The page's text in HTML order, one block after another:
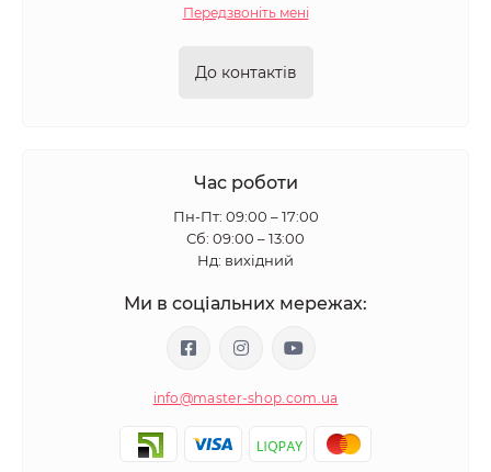
Передзвоніть мені
До контактів
Час роботи
Пн-Пт: 09:00 – 17:00
Сб: 09:00 – 13:00
Нд: вихідний
Ми в соціальних мережах:
info@master-shop.com.ua